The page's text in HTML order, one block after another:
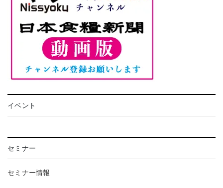
イベント
セミナー
セミナー情報